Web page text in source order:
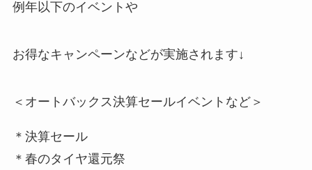
例年以下のイベントや
お得なキャンペーンなどが実施されます↓
＜オートバックス決算セールイベントなど＞
＊決算セール
＊春のタイヤ還元祭